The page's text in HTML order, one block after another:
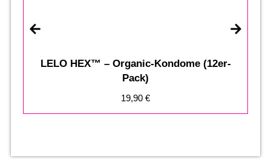
LELO HEX™ – Organic-Kondome (12er-
Pack)
19,90 €